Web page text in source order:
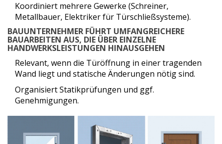
Koordiniert mehrere Gewerke (Schreiner,
Metallbauer, Elektriker für Türschließsysteme).
BAUUNTERNEHMER FÜHRT UMFANGREICHERE
BAUARBEITEN AUS, DIE ÜBER EINZELNE
HANDWERKSLEISTUNGEN HINAUSGEHEN
Relevant, wenn die Türöffnung in einer tragenden
Wand liegt und statische Änderungen nötig sind.
Organisiert Statikprüfungen und ggf.
Genehmigungen.